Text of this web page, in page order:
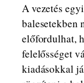
A vezetés
balesetekben
előfordulhat,
felelősséget
kiadásokkal